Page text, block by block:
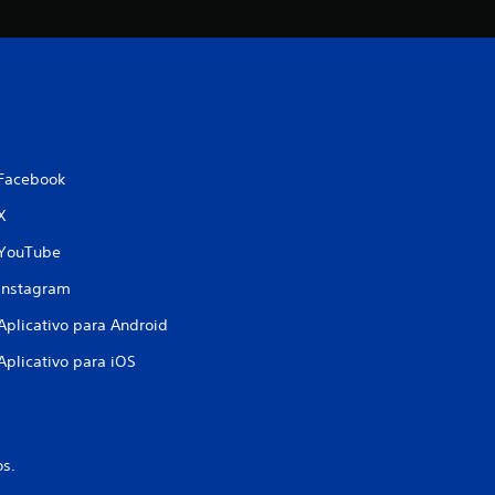
para Android
para iOS